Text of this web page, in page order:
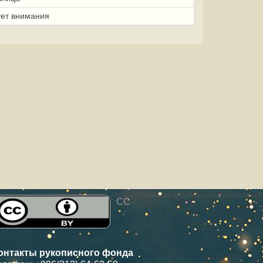
внимания
CC
рукописного фонда